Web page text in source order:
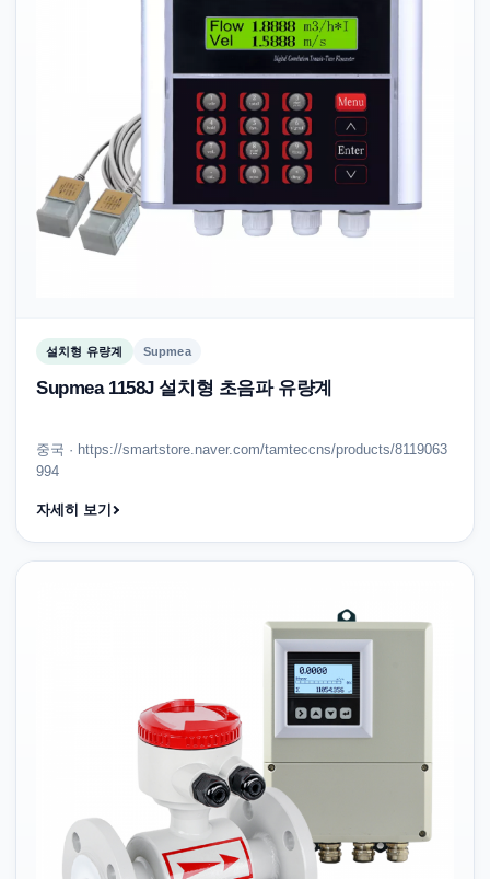
설치형 유량계 Supmea
Supmea 1158J 설치형 초음파 유량계
중국 · https://smartstore.naver.com/tamteccns/products/8119063
994
자세히 보기